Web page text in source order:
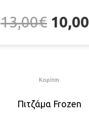
13,00€ 10,00
Κορίτσι
Πιτζάμα Frozen